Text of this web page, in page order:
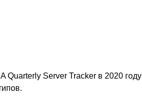
Quarterly Server Tracker в 2020 году